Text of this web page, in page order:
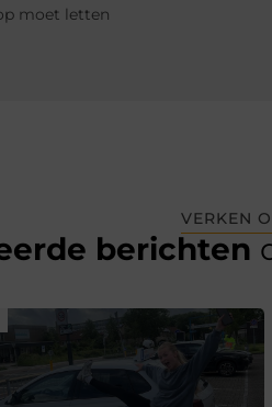
moet letten
VERKEN
berichten